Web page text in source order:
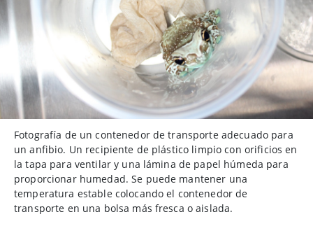
Fotografía de un contenedor de transporte adecuado para
un anfibio. Un recipiente de plástico limpio con orificios en
la tapa para ventilar y una lámina de papel húmeda para
proporcionar humedad. Se puede mantener una
temperatura estable colocando el contenedor de
transporte en una bolsa más fresca o aislada.